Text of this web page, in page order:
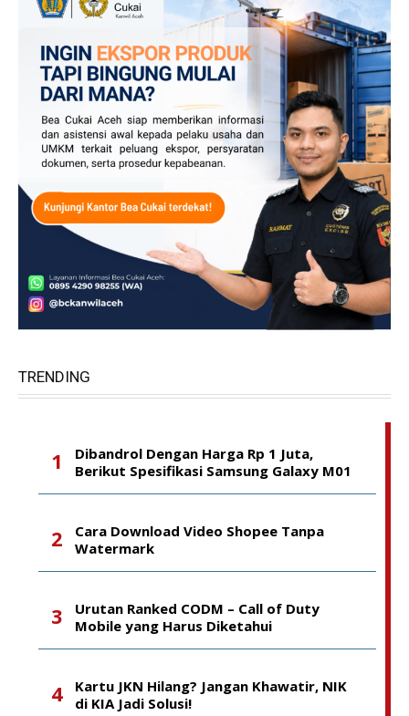
TRENDING
Dibandrol Dengan Harga Rp 1 Juta,
Berikut Spesifikasi Samsung Galaxy M01
Cara Download Video Shopee Tanpa
Watermark
Urutan Ranked CODM – Call of Duty
Mobile yang Harus Diketahui
Kartu JKN Hilang? Jangan Khawatir, NIK
di KIA Jadi Solusi!